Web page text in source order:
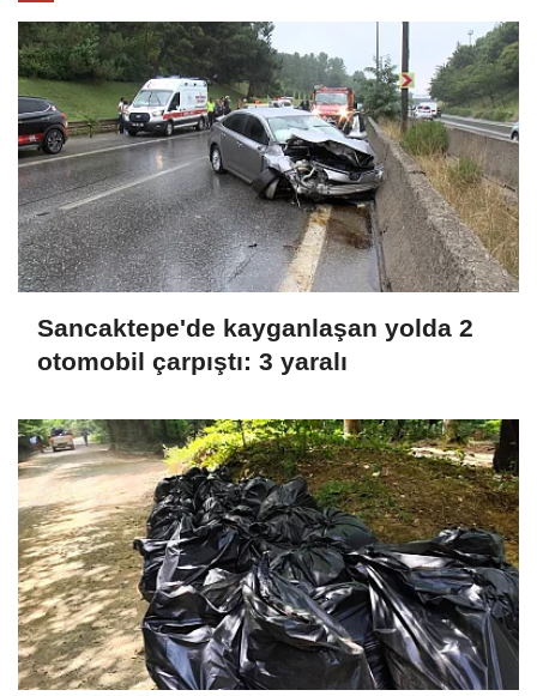
Sancaktepe'de kayganlaşan yolda 2
otomobil çarpıştı: 3 yaralı